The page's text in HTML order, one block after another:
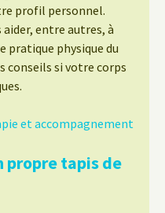
profil personnel.
entre autres, à
pratique physique du
conseils si votre corps
et accompagnement
propre tapis de